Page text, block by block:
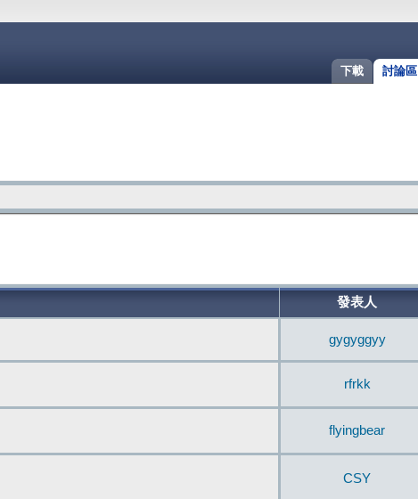
討論區
下載
發表人
gygyggyy
rfrkk
flyingbear
CSY